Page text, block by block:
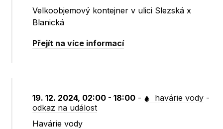
Velkoobjemový kontejner v ulici Slezská x
Blanická
Přejít na více informací
19. 12. 2024, 02:00 - 18:00 - havárie vody -
odkaz na událost
Havárie vody